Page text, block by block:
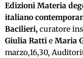
Edizioni Materia
italiano
Bacilieri, curatore
Giulia Ratti e Maria
marzo,16,30,